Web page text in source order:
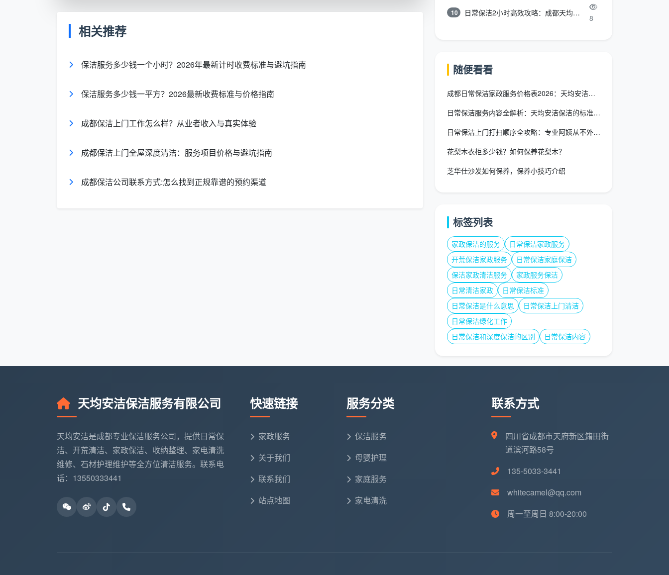
卫
生
龙头、花洒及地面清洁
阳
地面清扫、拖拭，台面及护栏表面擦拭
不含重物搬运和高空作业，花盆周围细致除
室内侧玻璃及窗框擦拭（通常每2个月清洁一次，
上门保洁明确不包含以下服务：整理床铺、洗碗洗衣、擦拭工艺品及古董摆件、拆洗油烟机内部、清
洁效率一次比一次高；二是价格更稳定，不受节假日调价影响；三是可以在服务过程中随时向保洁师
反馈个性化需求，逐步形成默契。
四、不同面积对应多少保洁时长？避免“工时不够用”
很多初次预约保洁的客户都担心一个问题：保洁师来了，时间够不够用？会不会到点了还没做完
就匆匆收工？以下是一份基于成都天均安洁实际服务经验的保洁时数参考表，供你对照估算：
房屋户型
相关推荐
保洁服务多少钱一个小时？2026年最新计时收费标准与避坑指南
保洁服务多少钱一平方？2026最新收费标准与价格指南
成都保洁上门工作怎么样？从业者收入与真实体验
成都保洁上门全屋深度清洁：服务项目价格与避坑指南
成都保洁公司联系方式:怎么找到正规靠谱的预约渠道
10 日常保洁2小时高效攻略：成都天均安洁保洁专业时间管理方案
8
随便看看
成都日常保洁家政服务价格表2026：天均安洁透明报价一览
日常保洁服务内容全解析：天均安洁保洁的标准化服务清单
日常保洁上门打扫顺序全攻略：专业阿姨从不外传的“清洁地图”
花梨木衣柜多少钱？如何保养花梨木？
芝华仕沙发如何保养，保养小技巧介绍
标签列表
家政保洁的服务
日常保洁家政服务
开荒保洁家政服务
日常保洁家庭保洁
保洁家政清洁服务
家政服务保洁
日常清洁家政
日常保洁标准
日常保洁是什么意思
日常保洁上门清洁
日常保洁绿化工作
日常保洁和深度保洁的区别
日常保洁内容
天均安洁保洁服务有限公司
天均安洁是成都专业保洁服务公司，提供日常保
洁、开荒清洁、家政保洁、收纳整理、家电清洗
维修、石材护理维护等全方位清洁服务。联系电
话：13550333441
快速链接
家政服务
关于我们
联系我们
站点地图
服务分类
保洁服务
母婴护理
家庭服务
家电清洗
联系方式
四川省成都市天府新区籍田街
道滨河路58号
135-5033-3441
whitecamel@qq.com
周一至周日 8:00-20:00